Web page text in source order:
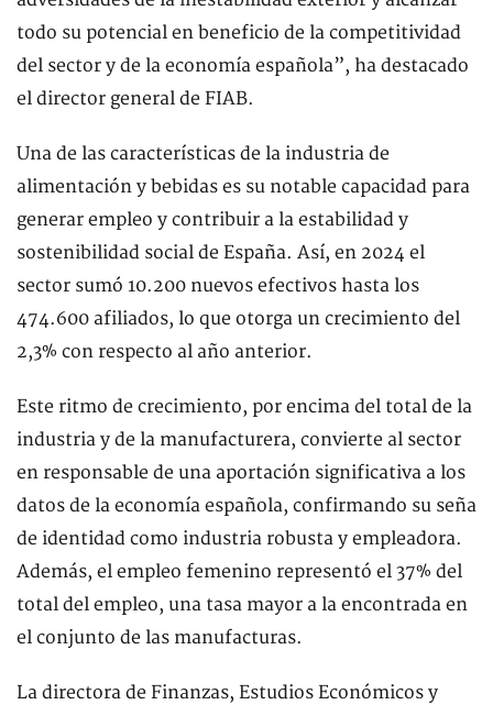
todo su potencial en beneficio de la competitividad
del sector y de la economía española”, ha destacado
el director general de FIAB.
Una de las características de la industria de
alimentación y bebidas es su notable capacidad para
generar empleo y contribuir a la estabilidad y
sostenibilidad social de España. Así, en 2024 el
sector sumó 10.200 nuevos efectivos hasta los
474.600 afiliados, lo que otorga un crecimiento del
2,3% con respecto al año anterior.
Este ritmo de crecimiento, por encima del total de la
industria y de la manufacturera, convierte al sector
en responsable de una aportación significativa a los
datos de la economía española, confirmando su seña
de identidad como industria robusta y empleadora.
Además, el empleo femenino representó el 37% del
total del empleo, una tasa mayor a la encontrada en
el conjunto de las manufacturas.
La directora de Finanzas, Estudios Económicos y